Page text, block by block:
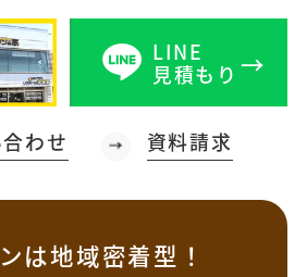
LINE
見積もり
わせ 資料請求
は地域密着型！